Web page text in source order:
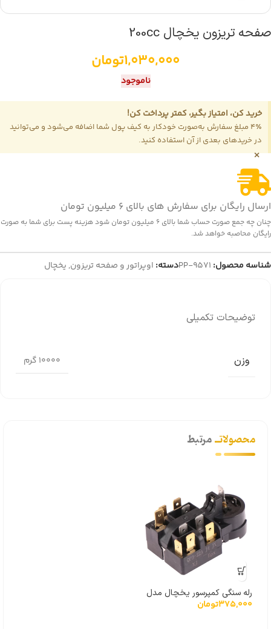
صفحه تریزون یخچال 200cc
1,030,000تومان
ناموجود
خرید کن، امتیاز بگیر، کمتر پرداخت کن!
4٪ مبلغ سفارش به‌صورت خودکار به کیف پول شما اضافه می‌شود و می‌توانید
در خریدهای بعدی از آن استفاده کنید.
×
ارسال رایگان برای سفارش های بالای 6 میلیون تومان
چنان چه جمع صورت حساب شما بالای 6 میلیون تومان شود هزینه پست برای شما به صورت
رایگان محاصبه خواهد شد.
شناسه محصول: PP-9571دسته: اوپراتور و صفحه تریزون, یخچال
توضیحات تکمیلی
وزن 10000 گرم
محصولاتــمرتبط
رله سنگی کمپرسور یخچال مدل
QP3-12A
375,000تومان